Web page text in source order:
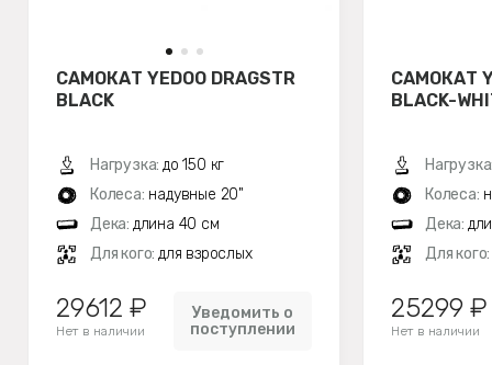
САМОКАТ YEDOO DRAGSTR
BLACK
Нагрузка: до 150 кг
Колеса: надувные 20"
Дека: длина 40 см
Для кого: для взрослых
29612 ₽
Нет в наличии
Уведомить о
поступлении
САМОКАТ
BLACK-
Колеса:
Дека:
Для кого:
25299 ₽
Нет в наличии